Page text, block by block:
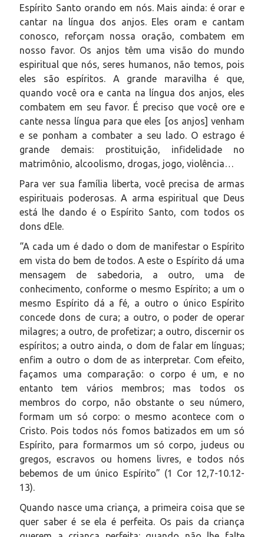
Espírito Santo orando em nós. Mais ainda: é orar e
cantar na língua dos anjos. Eles oram e cantam
conosco, reforçam nossa oração, combatem em
nosso favor. Os anjos têm uma visão do mundo
espiritual que nós, seres humanos, não temos, pois
eles são espíritos. A grande maravilha é que,
quando você ora e canta na língua dos anjos, eles
combatem em seu favor. É preciso que você ore e
cante nessa língua para que eles [os anjos] venham
e se ponham a combater a seu lado. O estrago é
grande demais: prostituição, infidelidade no
matrimônio, alcoolismo, drogas, jogo, violência…
Para ver sua família liberta, você precisa de armas
espirituais poderosas. A arma espiritual que Deus
está lhe dando é o Espírito Santo, com todos os
dons dEle.
“A cada um é dado o dom de manifestar o Espírito
em vista do bem de todos. A este o Espírito dá uma
mensagem de sabedoria, a outro, uma de
conhecimento, conforme o mesmo Espírito; a um o
mesmo Espírito dá a fé, a outro o único Espírito
concede dons de cura; a outro, o poder de operar
milagres; a outro, de profetizar; a outro, discernir os
espíritos; a outro ainda, o dom de falar em línguas;
enfim a outro o dom de as interpretar. Com efeito,
façamos uma comparação: o corpo é um, e no
entanto tem vários membros; mas todos os
membros do corpo, não obstante o seu número,
formam um só corpo: o mesmo acontece com o
Cristo. Pois todos nós fomos batizados em um só
Espírito, para formarmos um só corpo, judeus ou
gregos, escravos ou homens livres, e todos nós
bebemos de um único Espírito” (1 Cor 12,7-10.12-
13).
Quando nasce uma criança, a primeira coisa que se
quer saber é se ela é perfeita. Os pais da criança